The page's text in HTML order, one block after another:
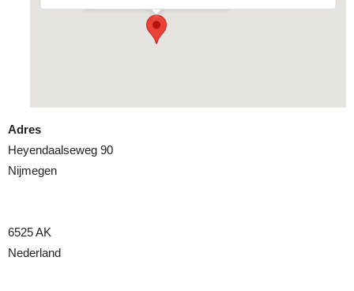
Adres
Heyendaalseweg 90
Nijmegen
6525 AK
Nederland